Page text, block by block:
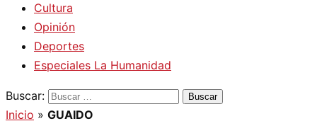
Cultura
Opinión
Deportes
Especiales La Humanidad
Buscar:
Inicio » GUAIDO